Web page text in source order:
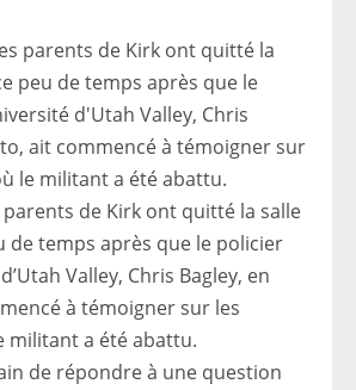
parents de Kirk ont ​​quitté la salle
de temps après que le policier
Valley, Chris Bagley, en
à témoigner sur les
militant a été abattu.
de répondre à une question